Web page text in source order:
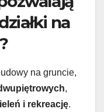
na
na gruncie,
,
i rekreację.